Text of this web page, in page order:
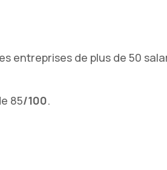
entreprises de plus de 50
85/100.